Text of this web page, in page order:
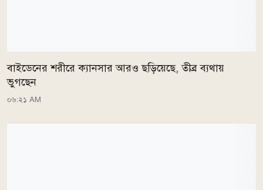
বাইডেনের শরীরে ক্যানসার আরও ছড়িয়েছে, তীব্র ব্যথায়
ভুগছেন
০৬:২১ AM